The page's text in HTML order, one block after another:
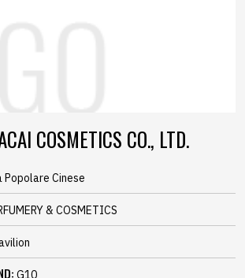
COSMETICS CO., LTD.
Popolare Cinese
& COSMETICS
G10